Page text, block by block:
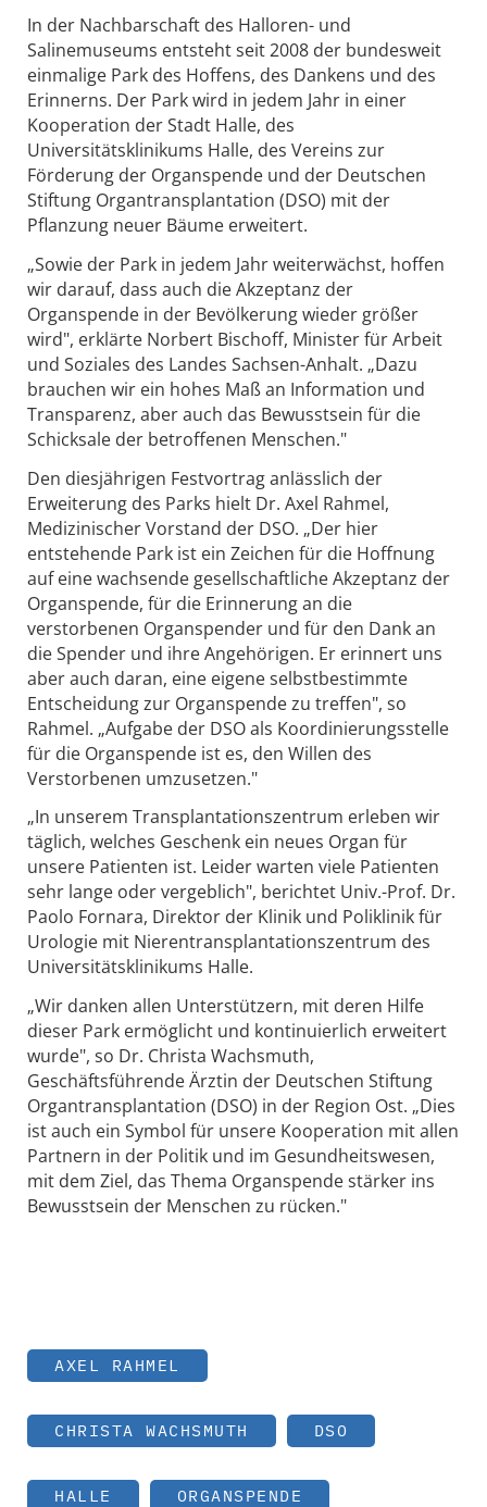
In der Nachbarschaft des Halloren- und
Salinemuseums entsteht seit 2008 der bundesweit
einmalige Park des Hoffens, des Dankens und des
Erinnerns. Der Park wird in jedem Jahr in einer
Kooperation der Stadt Halle, des
Universitätsklinikums Halle, des Vereins zur
Förderung der Organspende und der Deutschen
Stiftung Organtransplantation (DSO) mit der
Pflanzung neuer Bäume erweitert.
„Sowie der Park in jedem Jahr weiterwächst, hoffen
wir darauf, dass auch die Akzeptanz der
Organspende in der Bevölkerung wieder größer
wird", erklärte Norbert Bischoff, Minister für Arbeit
und Soziales des Landes Sachsen-Anhalt. „Dazu
brauchen wir ein hohes Maß an Information und
Transparenz, aber auch das Bewusstsein für die
Schicksale der betroffenen Menschen."
Den diesjährigen Festvortrag anlässlich der
Erweiterung des Parks hielt Dr. Axel Rahmel,
Medizinischer Vorstand der DSO. „Der hier
entstehende Park ist ein Zeichen für die Hoffnung
auf eine wachsende gesellschaftliche Akzeptanz der
Organspende, für die Erinnerung an die
verstorbenen Organspender und für den Dank an
die Spender und ihre Angehörigen. Er erinnert uns
aber auch daran, eine eigene selbstbestimmte
Entscheidung zur Organspende zu treffen", so
Rahmel. „Aufgabe der DSO als Koordinierungsstelle
für die Organspende ist es, den Willen des
Verstorbenen umzusetzen."
„In unserem Transplantationszentrum erleben wir
täglich, welches Geschenk ein neues Organ für
unsere Patienten ist. Leider warten viele Patienten
sehr lange oder vergeblich", berichtet Univ.-Prof. Dr.
Paolo Fornara, Direktor der Klinik und Poliklinik für
Urologie mit Nierentransplantationszentrum des
Universitätsklinikums Halle.
„Wir danken allen Unterstützern, mit deren Hilfe
dieser Park ermöglicht und kontinuierlich erweitert
wurde", so Dr. Christa Wachsmuth,
Geschäftsführende Ärztin der Deutschen Stiftung
Organtransplantation (DSO) in der Region Ost. „Dies
ist auch ein Symbol für unsere Kooperation mit allen
Partnern in der Politik und im Gesundheitswesen,
mit dem Ziel, das Thema Organspende stärker ins
Bewusstsein der Menschen zu rücken."
AXEL RAHMEL
CHRISTA WACHSMUTH DSO
HALLE ORGANSPENDE